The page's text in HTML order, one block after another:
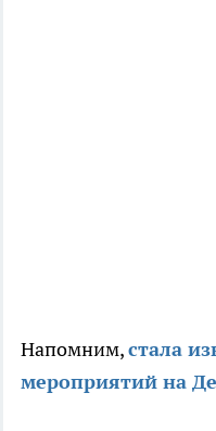
Напомним,стала
мероприятий на